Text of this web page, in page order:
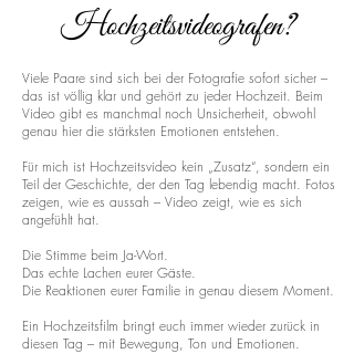
Hochzeitsvideografen?
Viele Paare sind sich bei der Fotografie sofort sicher –
das ist völlig klar und gehört zu jeder Hochzeit. Beim
Video gibt es manchmal noch Unsicherheit, obwohl
genau hier die stärksten Emotionen entstehen.
Für mich ist Hochzeitsvideo kein „Zusatz“, sondern ein
Teil der Geschichte, der den Tag lebendig macht. Fotos
zeigen, wie es aussah – Video zeigt, wie es sich
angefühlt hat.
Die Stimme beim Ja-Wort.
Das echte Lachen eurer Gäste.
Die Reaktionen eurer Familie in genau diesem Moment.
Ein Hochzeitsfilm bringt euch immer wieder zurück in
diesen Tag – mit Bewegung, Ton und Emotionen.